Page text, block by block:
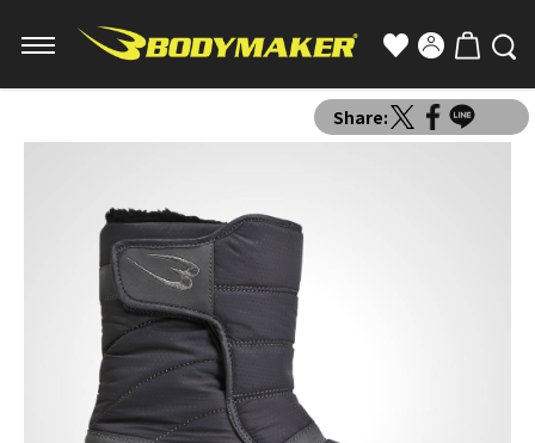
Share: